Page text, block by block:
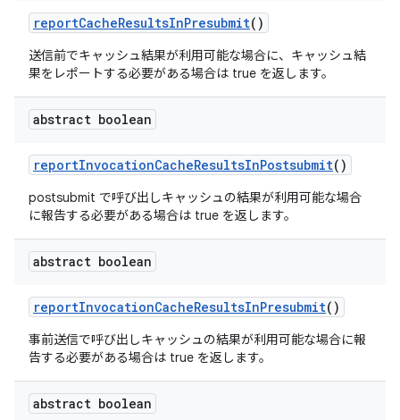
reportCacheResultsInPresubmit()
送信前でキャッシュ結果が利用可能な場合に、キャッシュ結
果をレポートする必要がある場合は true を返します。
abstract boolean
reportInvocationCacheResultsInPostsubmit()
postsubmit で呼び出しキャッシュの結果が利用可能な場合
に報告する必要がある場合は true を返します。
abstract boolean
reportInvocationCacheResultsInPresubmit()
事前送信で呼び出しキャッシュの結果が利用可能な場合に報
告する必要がある場合は true を返します。
abstract boolean